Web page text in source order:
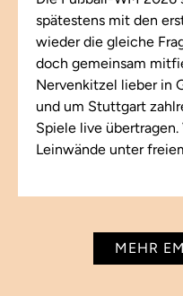
spätestens mit den
wieder die gleiche
doch gemeinsam
Nervenkitzel lieber in
und um Stuttgart
Spiele live
Leinwände unter
MEHR